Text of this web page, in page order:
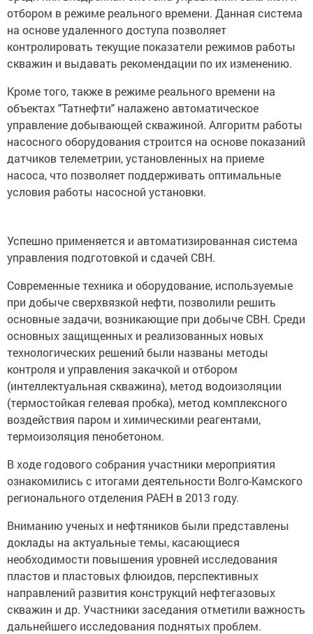
отбором в режиме реального времени. Данная система
на основе удаленного доступа позволяет
контролировать текущие показатели режимов работы
скважин и выдавать рекомендации по их изменению.
Кроме того, также в режиме реального времени на
объектах "Татнефти" налажено автоматическое
управление добывающей скважиной. Алгоритм работы
насосного оборудования строится на основе показаний
датчиков телеметрии, установленных на приеме
насоса, что позволяет поддерживать оптимальные
условия работы насосной установки.
Успешно применяется и автоматизированная система
управления подготовкой и сдачей СВН.
Современные техника и оборудование, используемые
при добыче сверхвязкой нефти, позволили решить
основные задачи, возникающие при добыче СВН. Среди
основных защищенных и реализованных новых
технологических решений были названы методы
контроля и управления закачкой и отбором
(интеллектуальная скважина), метод водоизоляции
(термостойкая гелевая пробка), метод комплексного
воздействия паром и химическими реагентами,
термоизоляция пенобетоном.
В ходе годового собрания участники мероприятия
ознакомились с итогами деятельности Волго-Камского
регионального отделения РАЕН в 2013 году.
Вниманию ученых и нефтяников были представлены
доклады на актуальные темы, касающиеся
необходимости повышения уровней исследования
пластов и пластовых флюидов, перспективных
направлений развития конструкций нефтегазовых
скважин и др. Участники заседания отметили важность
дальнейшего исследования поднятых проблем.